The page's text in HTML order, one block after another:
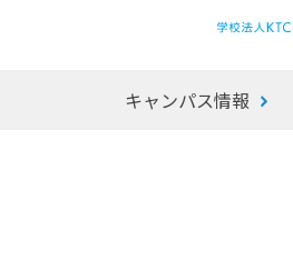
キャンパス情報